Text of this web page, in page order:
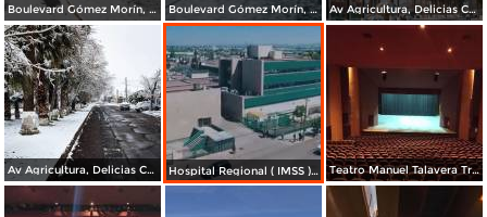
Boulevard Gómez Morín, Cd Delicias Chihuahua bajo la nieve. Boulevard Gómez Morín, Cd Delicias Chihuahua. (Adrian Melendez) Av Agricultura, Delicias Chihuahua. (Adrian Melendez)
Av Agricultura, Delicias Chihuahua. ( @reyesm96 ) Hospital Regional ( IMSS ), Ciudad Delicias. Teatro Manuel Talavera Trejo, Ciudad Delicias.